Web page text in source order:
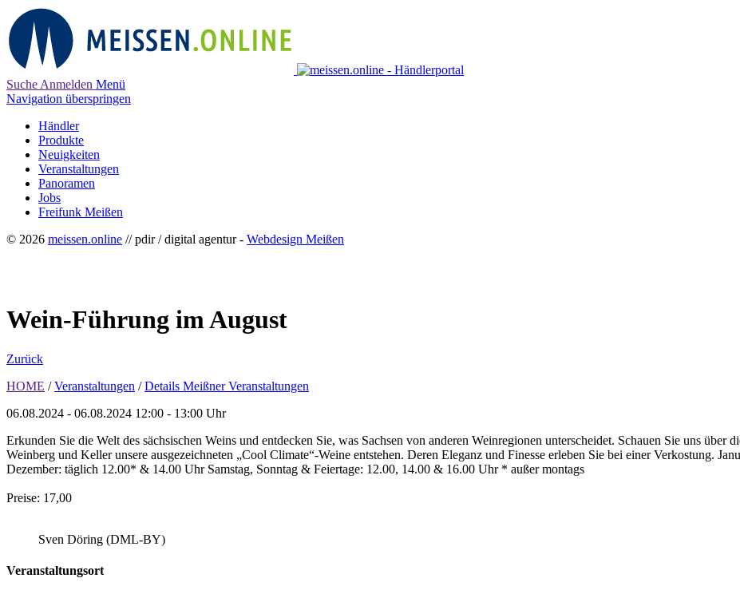
Suche Anmelden Menü
Navigation überspringen
Händler
Produkte
Neuigkeiten
Veranstaltungen
Panoramen
Jobs
Freifunk Meißen
© 2026 meissen.online // pdir / digital agentur - Webdesign Meißen
Wein-Führung im August
Zurück
HOME / Veranstaltungen / Details Meißner Veranstaltungen
06.08.2024 - 06.08.2024 12:00 - 13:00 Uhr
Erkunden Sie die Welt des sächsischen Weins und entdecken Sie, was Sachsen von anderen Weinregionen unterscheidet. Schauen Sie uns
Weinberg und Keller unsere ausgezeichneten „Cool Climate“-Weine entstehen. Deren Eleganz und Finesse erleben Sie bei einer Verkostung.
Dezember: täglich 12.00* & 14.00 Uhr Samstag, Sonntag & Feiertage: 12.00, 14.00 & 16.00 Uhr * außer montags
Preise: 17,00
Sven Döring (DML-BY)
Veranstaltungsort